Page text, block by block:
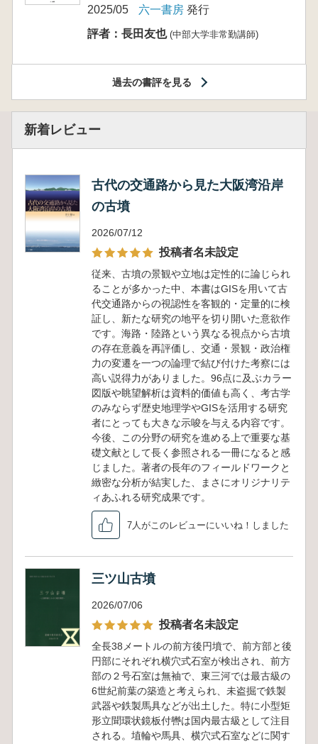
2025/05
六一書房 発行
評者：長田友也 (中部大学非常勤講師)
過去の書評を見る
新着レビュー
古代の交通路から見た大阪湾沿岸
の古墳
2026/07/12
投稿者名未設定
従来、古墳の景観や立地は定性的に論じられ
ることが多かった中、本書はGISを用いて古
代交通路からの視認性を客観的・定量的に検
証し、新たな研究の地平を切り開いた意欲作
です。海路・陸路という異なる視点から古墳
の存在意義を再評価し、交通・景観・政治権
力の変遷を一つの論理で結び付けた考察には
高い説得力がありました。96点に及ぶカラー
図版や眺望解析は資料的価値も高く、考古学
のみならず歴史地理学やGISを活用する研究
者にとっても大きな示唆を与える内容です。
今後、この分野の研究を進める上で重要な基
礎文献として長く参照される一冊になると感
じました。著者の長年のフィールドワークと
緻密な分析が結実した、まさにオリジナリテ
ィあふれる研究成果です。
7人がこのレビューにいいね！しました
三ツ山古墳
2026/07/06
投稿者名未設定
全長38メートルの前方後円墳で、前方部と後
円部にそれぞれ横穴式石室が検出され、前方
部の２号石室は無袖で、東三河では最古級の
6世紀前葉の築造と考えられ、未盗掘で鉄製
武器や鉄製馬具などが出土した。特に小型矩
形立聞環状鏡板付轡は国内最古級として注目
される。埴輪や馬具、横穴式石室などに関す